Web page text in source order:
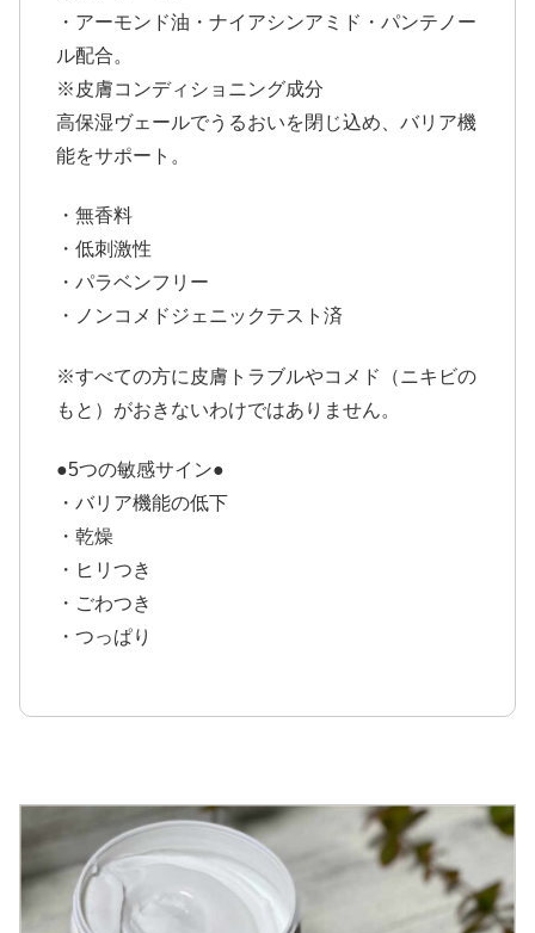
・アーモンド油・ナイアシンアミド・パンテノー
ル配合。
※皮膚コンディショニング成分
高保湿ヴェールでうるおいを閉じ込め、バリア機
能をサポート。
・無香料
・低刺激性
・パラベンフリー
・ノンコメドジェニックテスト済
※すべての方に皮膚トラブルやコメド（ニキビの
もと）がおきないわけではありません。
●5つの敏感サイン●
・バリア機能の低下
・乾燥
・ヒリつき
・ごわつき
・つっぱり